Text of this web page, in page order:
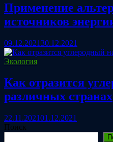
Применение
источников
09.12.202130.12.2021
Экология
Как отразится
различных странах
22.11.202101.12.2021
Поиск